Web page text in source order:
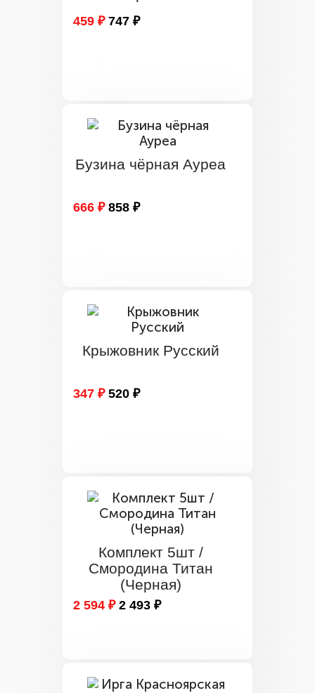
459 ₽ 747 ₽
Бузина чёрная Ауреа
666 ₽ 858 ₽
Крыжовник Русский
347 ₽ 520 ₽
Комплект 5шт /
Смородина Титан
(Черная)
2 594 ₽ 2 493 ₽